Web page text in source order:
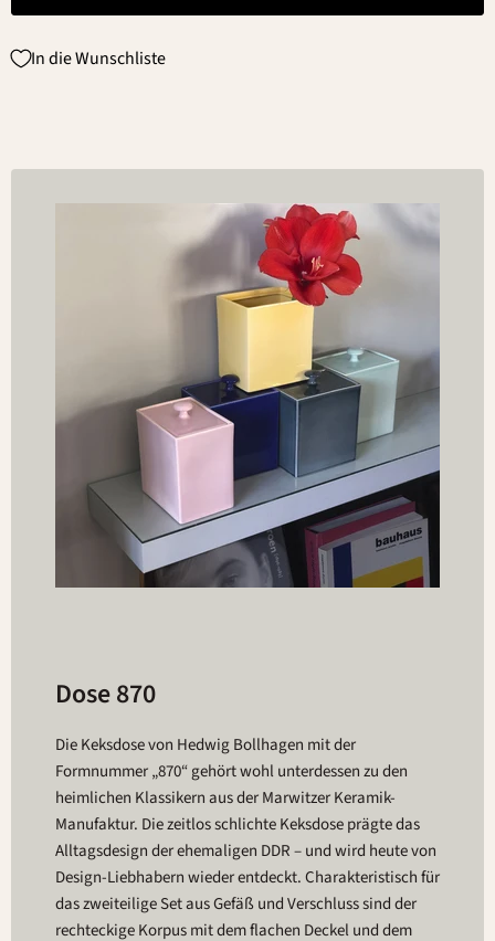
In die Wunschliste
Dose 870
Die Keksdose von Hedwig Bollhagen mit der
Formnummer „870“ gehört wohl unterdessen zu den
heimlichen Klassikern aus der Marwitzer Keramik-
Manufaktur. Die zeitlos schlichte Keksdose prägte das
Alltagsdesign der ehemaligen DDR – und wird heute von
Design-Liebhabern wieder entdeckt. Charakteristisch für
das zweiteilige Set aus Gefäß und Verschluss sind der
rechteckige Korpus mit dem flachen Deckel und dem